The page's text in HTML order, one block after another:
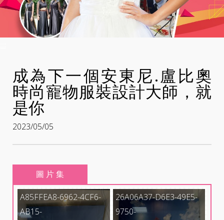
成為下一個安東尼.盧比奧
時尚寵物服裝設計大師，就
是你
2023/05/05
圖 片 集
A85FFEA8-6962-4CF6-
AB15-
26A06A37-D6E3-49E5-
9750-